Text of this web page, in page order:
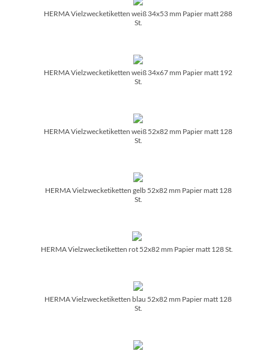
HERMA Vielzwecketiketten weiß 34x53 mm Papier matt 288
St.
HERMA Vielzwecketiketten weiß 34x67 mm Papier matt 192
St.
HERMA Vielzwecketiketten weiß 52x82 mm Papier matt 128
St.
HERMA Vielzwecketiketten gelb 52x82 mm Papier matt 128
St.
HERMA Vielzwecketiketten rot 52x82 mm Papier matt 128 St.
HERMA Vielzwecketiketten blau 52x82 mm Papier matt 128
St.